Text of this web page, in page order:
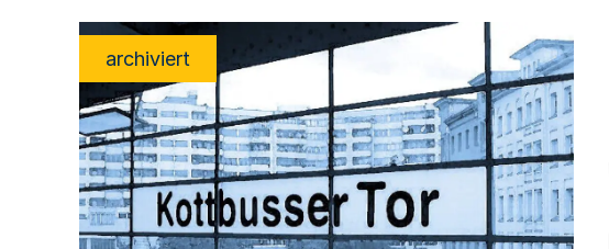
archiviert